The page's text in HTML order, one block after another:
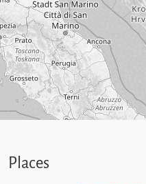
Places